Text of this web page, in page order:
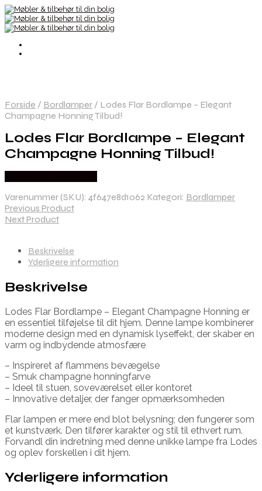
Forside / Bordlamper / Lodes Flar Bordlampe – Elegant
Champagne Honning Tilbud!
Lodes Flar Bordlampe – Elegant
Champagne Honning Tilbud!
Varenummer (SKU): 4f647e8d1062 Kategori: Bordlamper
Previous Product
Next Product
Beskrivelse
Yderligere information
Beskrivelse
Lodes Flar Bordlampe – Elegant Champagne Honning er
en essentiel tilføjelse til dit hjem. Denne lampe kombinerer
moderne design med en dynamisk lyseffekt, der skaber en
varm og indbydende atmosfære
– Inspireret af flammens bevægelse
– Smuk champagne honningfarve
– Ideel til stuen, soveværelset eller kontoret
– Innovative detaljer, der fanger opmærksomheden
Flar lampen er mere end blot belysning; den fungerer som
et kunstværk. Den tilfører karakter og stil til ethvert rum.
Forvandl din indretning med denne unikke lampe fra Lodes
og oplev forskellen i dit hjem.
Yderligere information